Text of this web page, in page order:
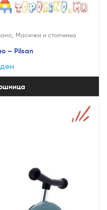
Mасички и столчиња
– Pilsan
ден